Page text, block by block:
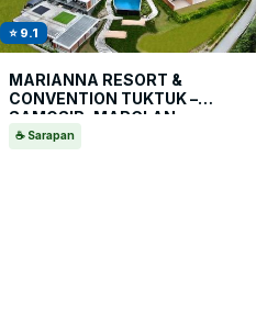
⭐ 9.1
MARIANNA RESORT &
CONVENTION TUKTUK –
SAMOSIR, MARCLAN
COLLECTION
☕ Sarapan